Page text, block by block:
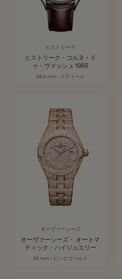
ヒストリーク
ヒストリーク・コルヌ・ド
ゥ・ヴァッシュ 1955
38.5 mm - スティール
オーヴァーシーズ
オーヴァーシーズ・ オートマ
ティック・ハイジュエリー
35 mm - ピンクゴールド